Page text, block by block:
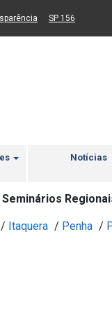
busca Ir para rodapé
sítio) (Link para um novo
SP 156
Notícias
Seminários
/ Itaquera / Penha /